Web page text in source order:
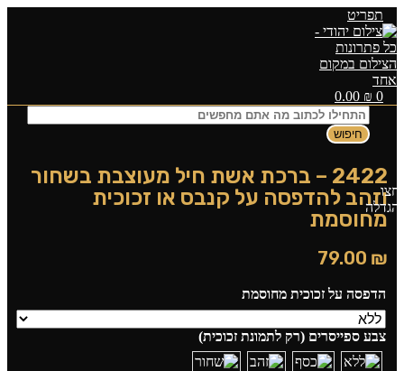
תפריט
0
0.00 ₪
חיפוש
2422 – ברכת אשת חיל מעוצבת בשחור
וזהב להדפסה על קנבס או זכוכית
מחוסמת
79.00 ₪
הדפסה על זכוכית מחוסמת
צבע ספייסרים (רק לתמונת זכוכית)